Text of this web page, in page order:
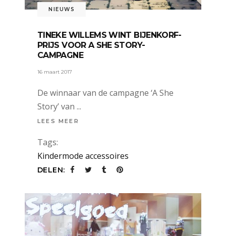
NIEUWS
TINEKE WILLEMS WINT BIJENKORF-
PRIJS VOOR A SHE STORY-
CAMPAGNE
16 maart 2017
De winnaar van de campagne ‘A She
Story’ van
LEES MEER
Tags:
Kindermode accessoires
DELEN: